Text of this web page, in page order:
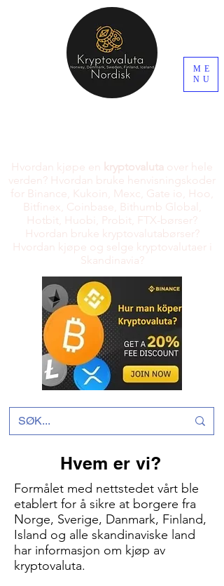
ME
NU
Hvordan kjøpe en kryptovaluta over hele
verden? Hvordan bruke henvisningskoder
for Binance, Kukoin, Mexc, Gate io, Hoo,
Bitfinex, Coinbase, Bithumb Global,
Hotbit, Huobi, Probit, FTX-børser?
Hvordan bruke kryptovalutabørser?
Hvordan kjøpe og selge kryptovalutaer i
Skandinavia?
Hvem er vi?
Formålet med nettstedet vårt ble
etablert for å sikre at borgere fra
Norge, Sverige, Danmark, Finland,
Island og alle skandinaviske land
har informasjon om kjøp av
kryptovaluta.